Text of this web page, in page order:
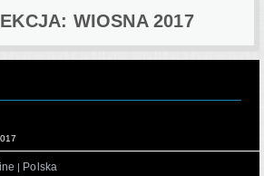
WIOSNA 2017
| Polska